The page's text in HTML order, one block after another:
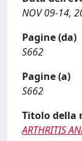
NOV 09-14,
Pagine (da)
S662
Pagine (a)
S662
Titolo della
ARTHRITIS